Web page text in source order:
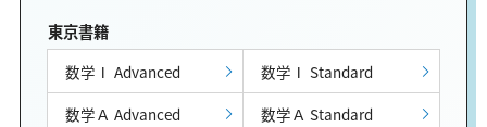
東京書籍
数学Ⅰ Advanced
数学Ⅰ Standard
数学Ａ Advanced
数学Ａ Standard